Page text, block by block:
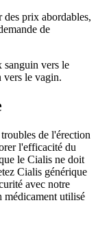
prix abordables,
de
sanguin vers le
vers le vagin.
de l'érection
l'efficacité du
le Cialis ne doit
Cialis générique
avec notre
médicament utilisé